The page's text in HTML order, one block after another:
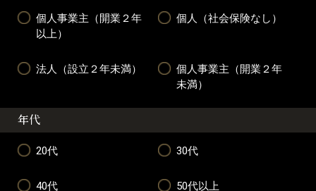
個人事業主（開業２年
以上）
個人（社会保険なし）
法人（設立２年未満）
個人事業主（開業２年
未満）
年代
20代 30代
40代 50代以上